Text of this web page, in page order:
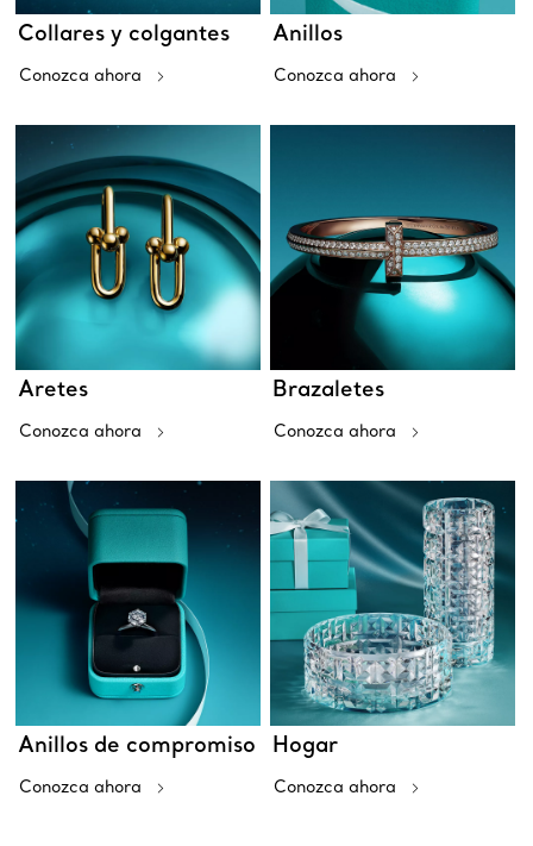
Collares y colgantes
Conozca ahora
Anillos
Conozca ahora
Aretes
Conozca ahora
Brazaletes
Conozca ahora
Anillos de compromiso
Conozca ahora
Hogar
Conozca ahora